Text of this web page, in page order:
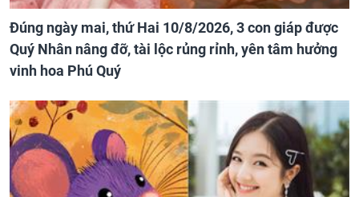
Đúng ngày mai, thứ Hai 10/8/2026, 3 con giáp được
Quý Nhân nâng đỡ, tài lộc rủng rỉnh, yên tâm hưởng
vinh hoa Phú Quý